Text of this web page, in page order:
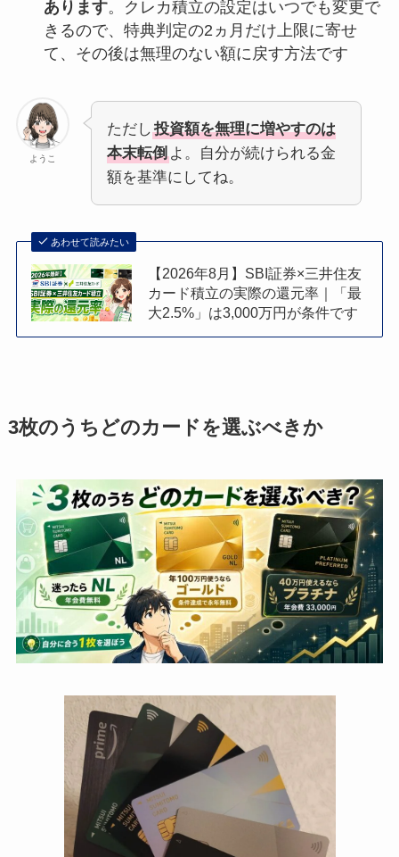
あります。クレカ積立の設定はいつでも変更で
きるので、特典判定の2ヵ月だけ上限に寄せ
て、その後は無理のない額に戻す方法です
ようこ
ただし 投資額を無理に増やすのは
本末転倒よ。自分が続けられる金
額を基準にしてね。
あわせて読みたい
【2026年8月】SBI証券×三井住友
カード積立の実際の還元率｜「最
大2.5%」は3,000万円が条件です
3枚のうちどのカードを選ぶべきか